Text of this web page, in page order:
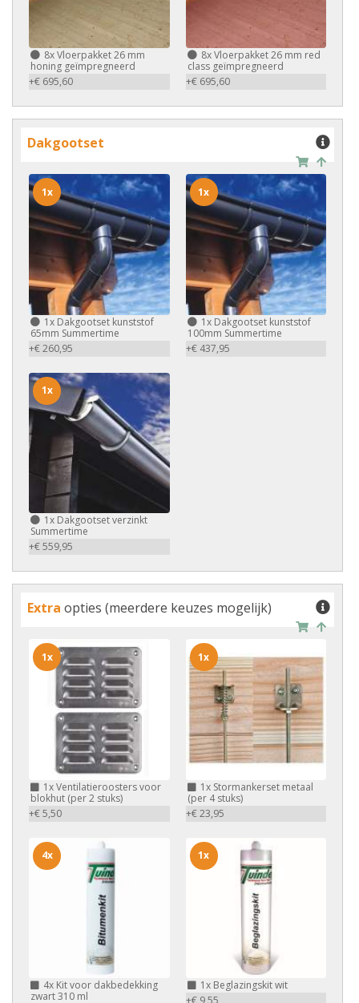
8xVloerpakket 26 mm
honing geïmpregneerd
+€ 695,60
8xVloerpakket 26 mm red
class geïmpregneerd
+€ 695,60
Dakgootset
1x Dakgootset kunststof
65mm Summertime
+€ 260,95
1x
1xDakgootset kunststof
100mm Summertime
+€ 437,95
1x
1x Dakgootset verzinkt
Summertime
+€ 559,95
1x
Extra opties (meerdere keuzes mogelijk)
1xVentilatieroosters voor
blokhut (per 2 stuks)
+€ 5,50
1x
1xStormankerset metaal
(per 4 stuks)
+€ 23,95
1x
4x Kit voor dakbedekking
zwart 310 ml
4x
1xBeglazingskit wit
+€ 9,55
1x